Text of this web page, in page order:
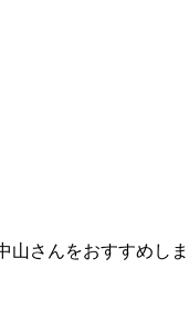
山さんをおすすめしま